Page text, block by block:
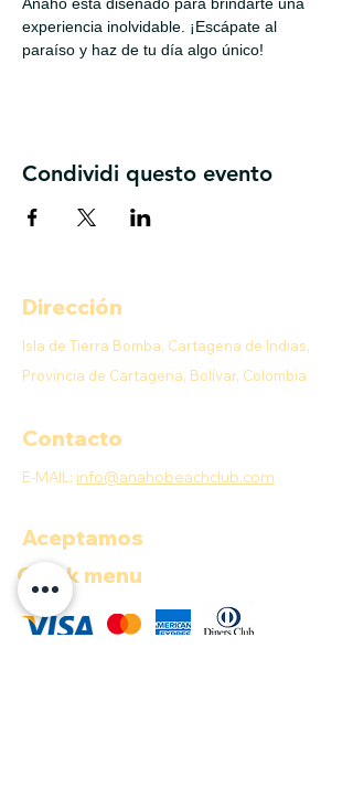
experiencia inolvidable. ¡Escápate al
paraíso y haz de tu día algo único!
Condividi questo evento
Dirección
Isla de Tierra Bomba, Cartagena de Indias,
Provincia de Cartagena, Bolívar, Colombia
Contacto
E-MAIL: info@anahobeachclub.com
Aceptamos
Quick menu